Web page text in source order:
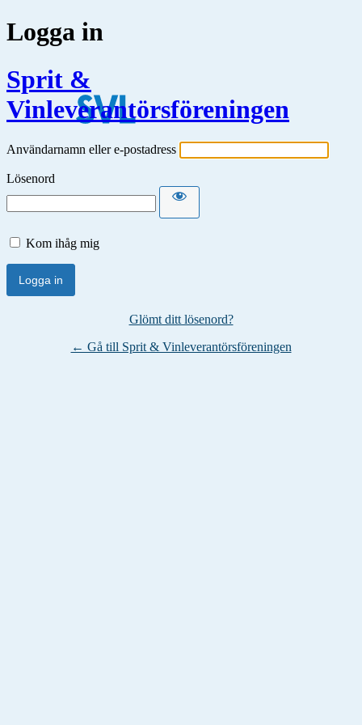
Logga in
Sprit &
Vinleverantörsföreningen
Användarnamn eller e-postadress
Lösenord
Kom ihåg mig
Glömt ditt lösenord?
← Gå till Sprit & Vinleverantörsföreningen